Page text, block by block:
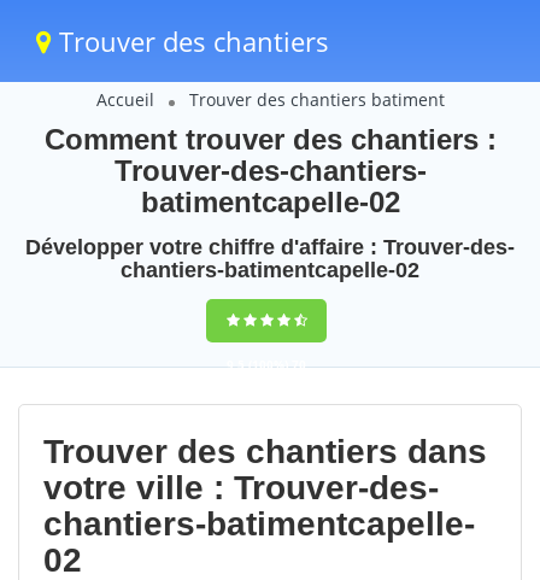
Trouver des chantiers
Accueil Trouver des chantiers batiment
Comment trouver des chantiers :
Trouver-des-chantiers-
batimentcapelle-02
Développer votre chiffre d'affaire : Trouver-des-
chantiers-batimentcapelle-02
9,5(100%)70
votes
Trouver des chantiers dans
votre ville : Trouver-des-
chantiers-batimentcapelle-
02